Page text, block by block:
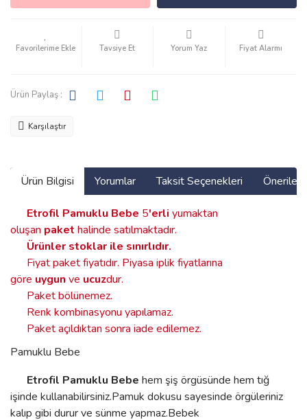
Tavsiye Et Yorum Yaz Fiyat Alarmı
Ürün Paylaş :
Karşılaştır
Ürün Bilgisi Yorumlar Taksit Seçenekleri
Etrofil Pamuklu Bebe 5'erli yumaktan
oluşan paket halinde satılmaktadır.
Ürünler stoklar ile sınırlıdır.
Fiyat paket fiyatıdır. Piyasa iplik fiyatlarına
göre uygun ve ucuzdur.
Paket bölünemez.
Renk kombinasyonu yapılamaz.
Paket açıldıktan sonra iade edilemez.
Pamuklu Bebe
Etrofil Pamuklu Bebe hem şiş örgüsünde hem tığ
işinde kullanabilirsiniz.Pamuk dokusu sayesinde örgüleriniz
kalıp gibi durur ve sünme yapmaz.Bebek